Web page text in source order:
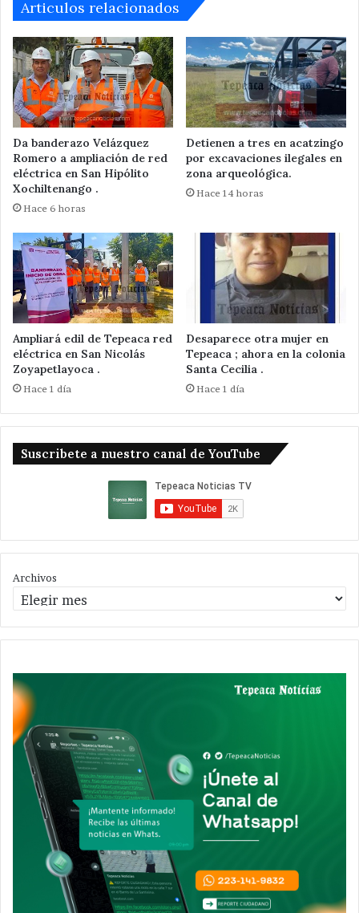
Tepeaca
Articulos relacionados
Da banderazo Velázquez
Romero a ampliación de red
eléctrica en San Hipólito
Xochiltenango .
Hace 6 horas
Detienen a tres en acatzingo
por excavaciones ilegales en
zona arqueológica.
Hace 14 horas
Ampliará edil de Tepeaca red
eléctrica en San Nicolás
Zoyapetlayoca .
Hace 1 día
Desaparece otra mujer en
Tepeaca ; ahora en la colonia
Santa Cecilia .
Hace 1 día
Suscribete a nuestro canal de YouTube
Archivos